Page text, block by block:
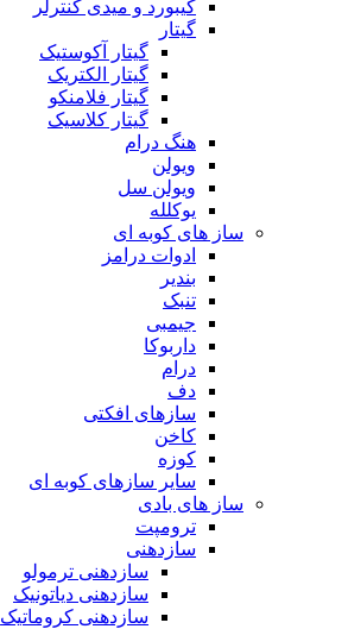
کیبورد و میدی کنترلر
گیتار
گیتار آکوستیک
گیتار الکتریک
گیتار فلامنکو
گیتار کلاسیک
هنگ درام
ویولن
ویولن سل
یوکلله
ساز های کوبه ای
ادوات درامز
بندیر
تنبک
جیمبی
داربوکا
درام
دف
سازهای افکتی
کاخن
کوزه
سایر سازهای کوبه ای
ساز های بادی
ترومپت
سازدهنی
سازدهنی ترمولو
سازدهنی دیاتونیک
سازدهنی کروماتیک